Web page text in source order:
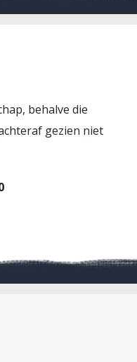
behalve die
gezien niet